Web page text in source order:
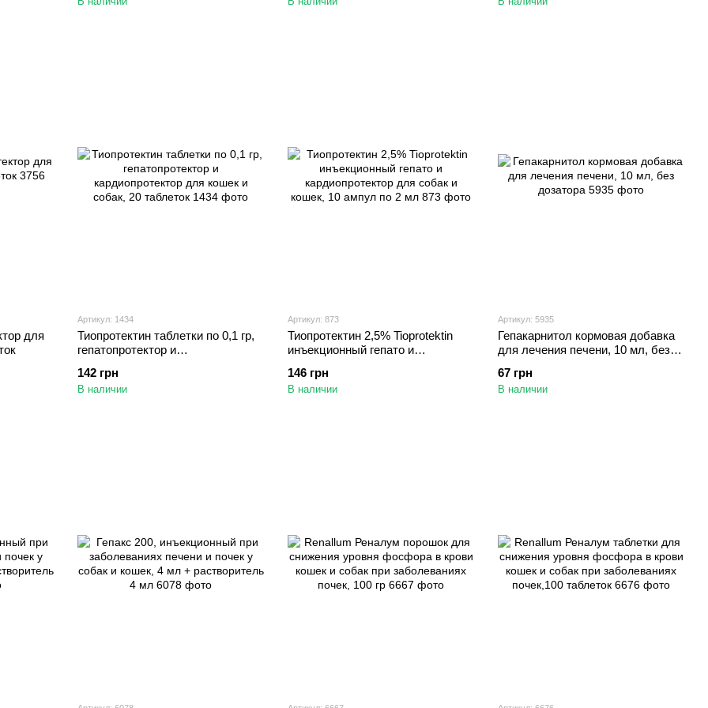
для
Артикул: 1434
Тиопротектин таблетки по 0,1 гр,
гепатопротектор и
собак, 20 таблеток
142 грн
В наличии
Артикул: 873
Тиопротектин 2,5% Tioprotektin
инъекционный гепато и
кошек, 10 ампул по 2 мл
146 грн
В наличии
Артикул: 5935
Гепакарнитол кормовая добавка
для лечения печени, 10 мл, без
67 грн
В наличии